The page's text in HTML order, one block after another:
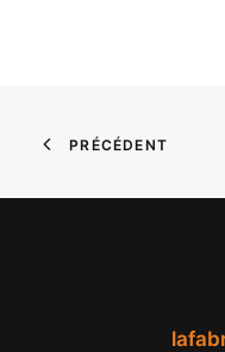
PRÉCÉDENT